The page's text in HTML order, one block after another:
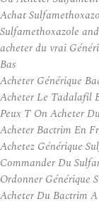
Achat
Sulfamethoxazole
acheter du vrai
Bas
Acheter Générique
Acheter Le Tadalafil
Peux T On Acheter
Acheter Bactrim En
Achetez Générique
Commander Du
Ordonner Générique
Acheter Du Bactrim